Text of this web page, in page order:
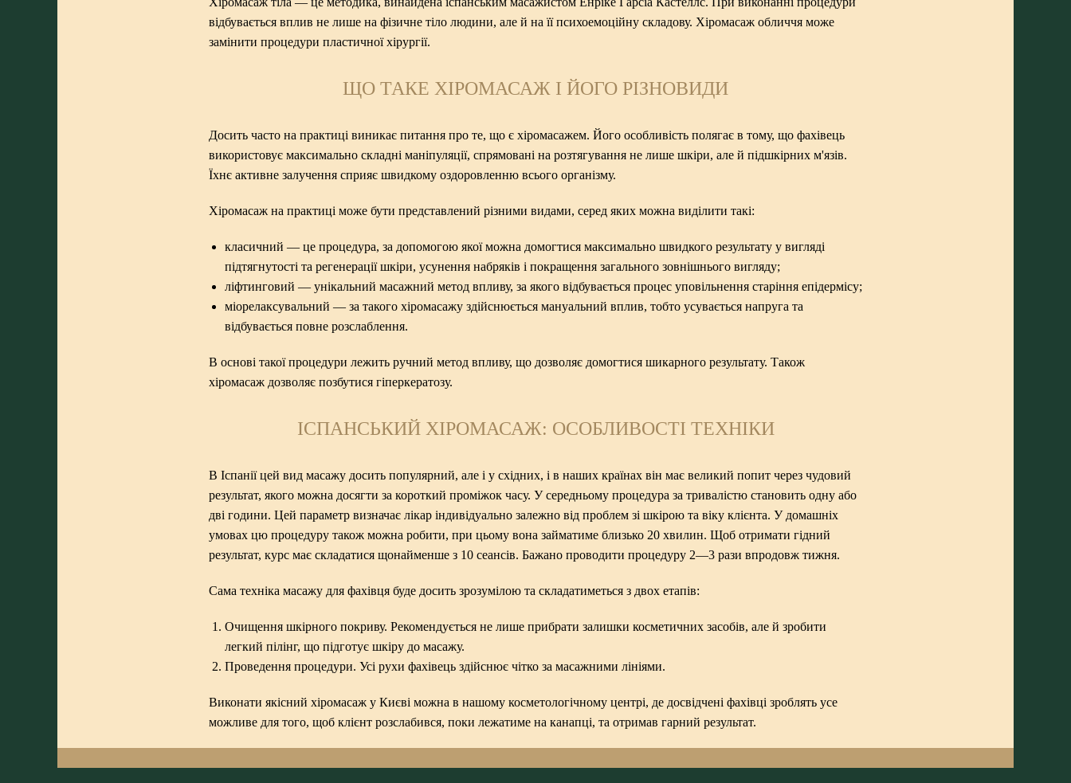
відбувається вплив не лише на фізичне тіло людини, але й на її психоемоційну складову. Хіромасаж обличчя може
замінити процедури пластичної хірургії.
ЩО ТАКЕ ХІРОМАСАЖ І ЙОГО РІЗНОВИДИ
Досить часто на практиці виникає питання про те, що є хіромасажем. Його особливість полягає в тому, що фахівець
використовує максимально складні маніпуляції, спрямовані на розтягування не лише шкіри, але й підшкірних м'язів.
Їхнє активне залучення сприяє швидкому оздоровленню всього організму.
Хіромасаж на практиці може бути представлений різними видами, серед яких можна виділити такі:
класичний — це процедура, за допомогою якої можна домогтися максимально швидкого результату у вигляді
підтягнутості та регенерації шкіри, усунення набряків і покращення загального зовнішнього вигляду;
ліфтинговий — унікальний масажний метод впливу, за якого відбувається процес уповільнення старіння епідермісу;
міорелаксувальний — за такого хіромасажу здійснюється мануальний вплив, тобто усувається напруга та
відбувається повне розслаблення.
В основі такої процедури лежить ручний метод впливу, що дозволяє домогтися шикарного результату. Також
хіромасаж дозволяє позбутися гіперкератозу.
ІСПАНСЬКИЙ ХІРОМАСАЖ: ОСОБЛИВОСТІ ТЕХНІКИ
В Іспанії цей вид масажу досить популярний, але і у східних, і в наших країнах він має великий попит через чудовий
результат, якого можна досягти за короткий проміжок часу. У середньому процедура за тривалістю становить одну або
дві години. Цей параметр визначає лікар індивідуально залежно від проблем зі шкірою та віку клієнта. У домашніх
умовах цю процедуру також можна робити, при цьому вона займатиме близько 20 хвилин. Щоб отримати гідний
результат, курс має складатися щонайменше з 10 сеансів. Бажано проводити процедуру 2—3 рази впродовж тижня.
Сама техніка масажу для фахівця буде досить зрозумілою та складатиметься з двох етапів:
Очищення шкірного покриву. Рекомендується не лише прибрати залишки косметичних засобів, але й зробити
легкий пілінг, що підготує шкіру до масажу.
Проведення процедури. Усі рухи фахівець здійснює чітко за масажними лініями.
Виконати якісний хіромасаж у Києві можна в нашому косметологічному центрі, де досвідчені фахівці зроблять усе
можливе для того, щоб клієнт розслабився, поки лежатиме на канапці, та отримав гарний результат.